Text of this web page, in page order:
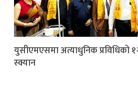
युसीएमएसमा अत्याधुनिक प्रविधिको
स्क्यान